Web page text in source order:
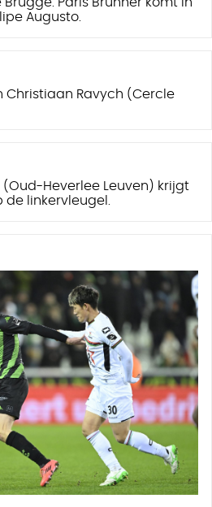
Augusto.
Christiaan Ravych (Cercle
(Oud-Heverlee Leuven) krijgt
linkervleugel.